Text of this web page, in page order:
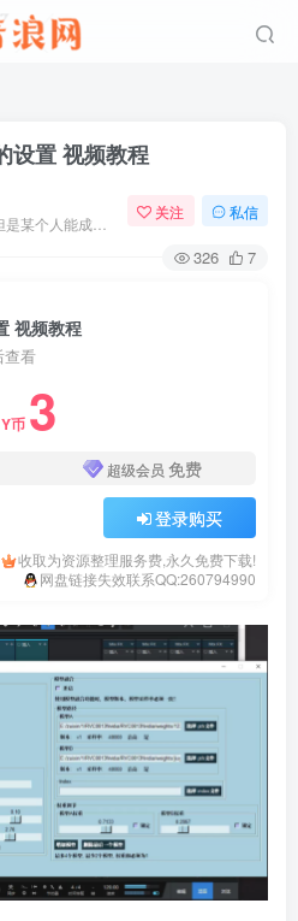
设置 视频教程
关注 私信
326 7
视频教程
查看
Y币 3
超级会员 免费
登录购买
收取为资源整理服务费,永久免费下载!
网盘链接失效联系QQ:260794990